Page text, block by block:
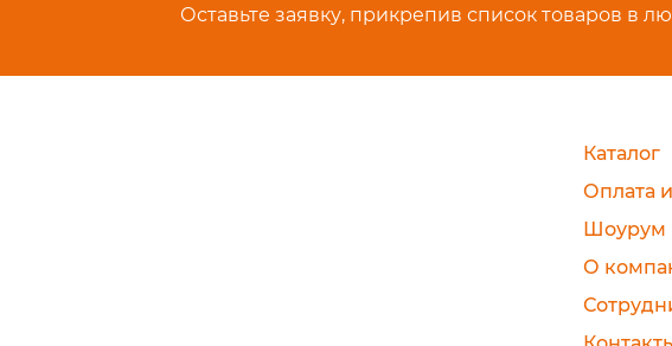
Оставьте заявку, прикрепив список товаров в
Каталог
Оплата
Шоурум
О